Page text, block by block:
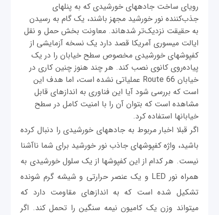
رویای ساخت جاده‎های خورشیدی که به پنل‎های
جذب‌کننده نور خورشید مجهز باشند، یک گام به رسیدن
به حقیقت نزدیک‌تر شده‎اند. معاونت بخش حمل و نقل
ایالت میسوری آمریکا قصد دارد یک نسخه آزمایشی از
کفپوش‎های خورشیدی مخصوص سطح خیابان را در یک
پیاده‌روی کانوی نصب کند. هر چند هنوز چنین کاری در
خیابان Route 66 عملیاتی نشده است، اما هدف این
است که بررسی شود آیا این فناوری به اندازه‎ای قابل
مشاهده است که بتوان آن را با امنیت کامل در سطح
خیابان‎ها استفاده کرد.
اگر قبلا اخبار مربوط به جاده‎های خورشیدی را دنبال کرده
باشید، واژه کفپوش‎های جاذب نور خورشید برای شما ناآشنا
نیست. هر کدام از این کفپوش‎ها از یک سلول خورشیدی به
همراه نور LED و یک عنصر حرارتی و شیشه گرم شونده
تشکیل شده است که به اندازه‎ای مقاومت دارد که
می‎تواند وزن یک کامیون نیمه سنگین را تحمل کند. اگر